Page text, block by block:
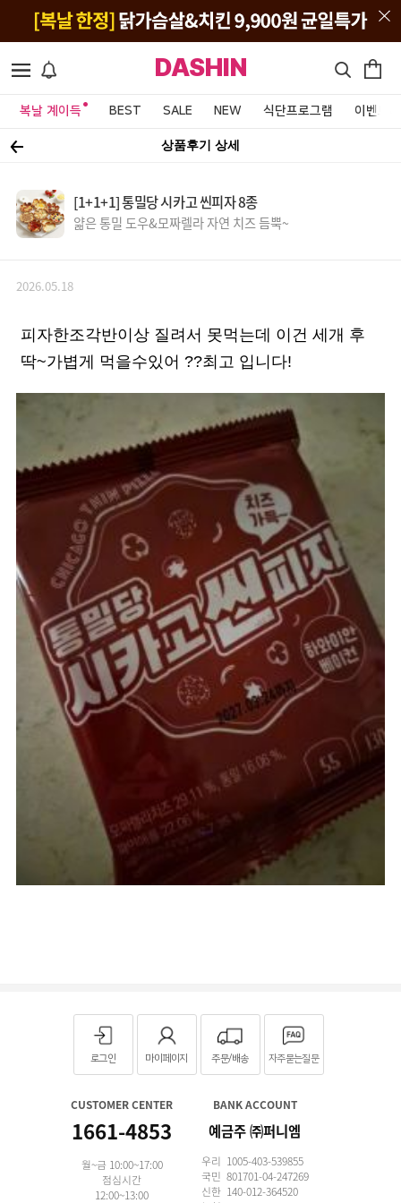
DASHIN
복날 계이득 BEST SALE NEW 식단프로그램 이벤트&
상품후기 상세
[1+1+1] 통밀당 시카고 씬피자 8종
얇은 통밀 도우&모짜렐라 자연 치즈 듬뿍~
2026.05.18
피자한조각반이상 질려서 못먹는데 이건 세개 후
딱~가볍게 먹을수있어 ??최고 입니다!
로그인 마이페이지 주문/배송 자주묻는질문
CUSTOMER CENTER
1661-4853
월~금 10:00~17:00
점심시간
12:00~13:00
BANK ACCOUNT
예금주 ㈜퍼니엠
우리 1005-403-539855
국민 801701-04-247269
신한 140-012-364520